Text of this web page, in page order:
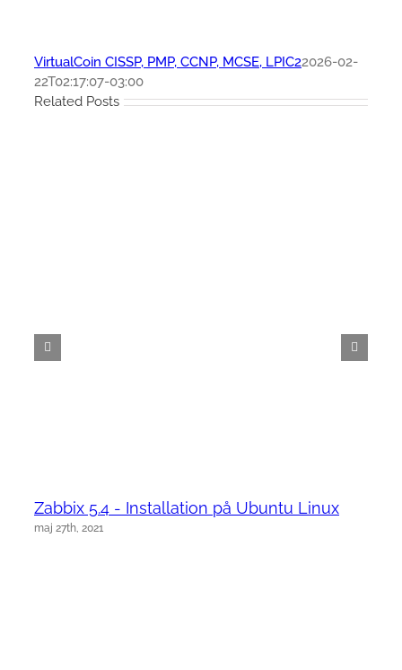
VirtualCoin CISSP, PMP, CCNP, MCSE, LPIC22026-02-
22T02:17:07-03:00
Related Posts
Zabbix 5.4 - Installation på Ubuntu Linux
maj 27th, 2021